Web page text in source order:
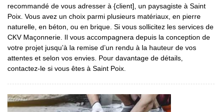
recommandé de vous adresser à {client], un paysagiste à Saint
Poix. Vous avez un choix parmi plusieurs matériaux, en pierre
naturelle, en béton, ou en brique. Si vous sollicitez les services de
CKV Maçonnerie. Il vous accompagnera depuis la conception de
votre projet jusqu’à la remise d’un rendu à la hauteur de vos
attentes et selon vos envies. Pour davantage de détails,
contactez-le si vous êtes à Saint Poix.